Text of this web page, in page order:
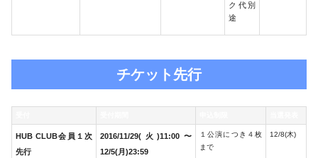
ク代別
途
チケット先行
HUB CLUB会員１次
先行
2016/11/29(火)11:00〜
12/5(月)23:59
１公演につき４枚
まで
12/8(木)